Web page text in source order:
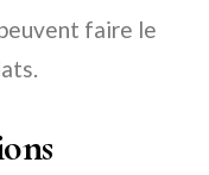
faire le